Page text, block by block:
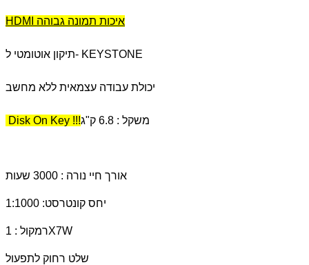
HDMI איכות תמונה גבוהה
תיקון אוטומטי ל- KEYSTONE
יכולת עבודה עצמאית ללא מחשב
Disk On Key !!! משקל : 6.8 ק"ג
אורך חיי נורה : 3000 שעות
יחס קונטרסט: 1:1000
רמקול : 1X7W
שלט רחוק לתפעול